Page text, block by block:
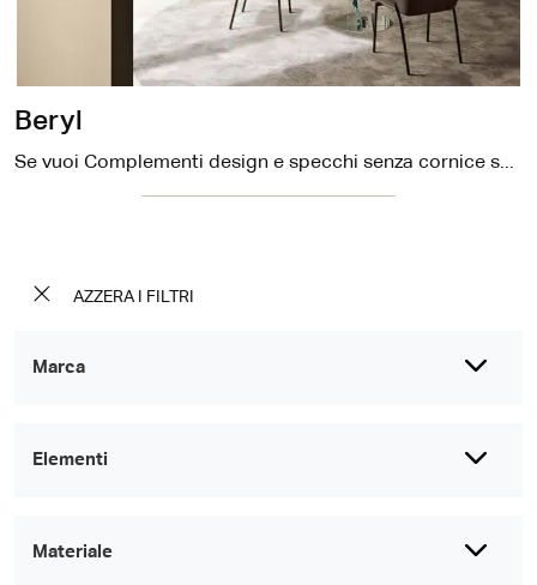
AZZERA I FILTRI
Marca
Elementi
Materiale
Beryl
Se vuoi Complementi design e specchi senza cornice scopri di più sul modello Beryl dell'azienda Tonelli.